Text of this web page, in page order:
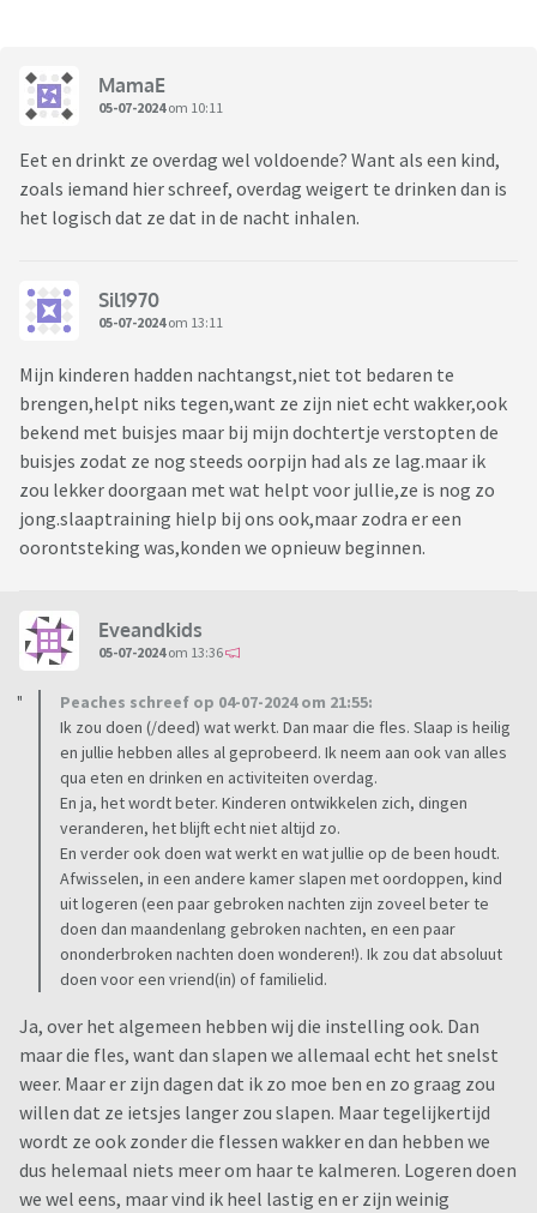
MamaE
05-07-2024om 10:11
Eet en drinkt ze overdag wel voldoende? Want als een kind,
zoals iemand hier schreef, overdag weigert te drinken dan is
het logisch dat ze dat in de nacht inhalen.
Sil1970
05-07-2024om 13:11
Mijn kinderen hadden nachtangst,niet tot bedaren te
brengen,helpt niks tegen,want ze zijn niet echt wakker,ook
bekend met buisjes maar bij mijn dochtertje verstopten de
buisjes zodat ze nog steeds oorpijn had als ze lag.maar ik
zou lekker doorgaan met wat helpt voor jullie,ze is nog zo
jong.slaaptraining hielp bij ons ook,maar zodra er een
oorontsteking was,konden we opnieuw beginnen.
Eveandkids
05-07-2024om 13:36
Peaches schreef op 04-07-2024 om 21:55:
Ik zou doen (/deed) wat werkt. Dan maar die fles. Slaap is heilig
en jullie hebben alles al geprobeerd. Ik neem aan ook van alles
qua eten en drinken en activiteiten overdag.
En ja, het wordt beter. Kinderen ontwikkelen zich, dingen
veranderen, het blijft echt niet altijd zo.
En verder ook doen wat werkt en wat jullie op de been houdt.
Afwisselen, in een andere kamer slapen met oordoppen, kind
uit logeren (een paar gebroken nachten zijn zoveel beter te
doen dan maandenlang gebroken nachten, en een paar
ononderbroken nachten doen wonderen!). Ik zou dat absoluut
doen voor een vriend(in) of familielid.
Ja, over het algemeen hebben wij die instelling ook. Dan
maar die fles, want dan slapen we allemaal echt het snelst
weer. Maar er zijn dagen dat ik zo moe ben en zo graag zou
willen dat ze ietsjes langer zou slapen. Maar tegelijkertijd
wordt ze ook zonder die flessen wakker en dan hebben we
dus helemaal niets meer om haar te kalmeren. Logeren doen
we wel eens, maar vind ik heel lastig en er zijn weinig